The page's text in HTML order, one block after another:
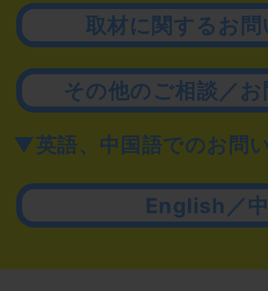
取材に関するお
その他のご相談／
▼英語、中国語でのお問
English／